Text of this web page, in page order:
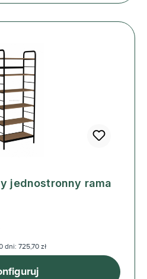
jednostronny rama
dni: 725,70 zł